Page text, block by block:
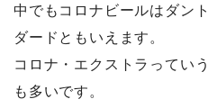
中でもコロナビールはダン
ダードともいえます。
コロナ・エクストラってい
も多いです。